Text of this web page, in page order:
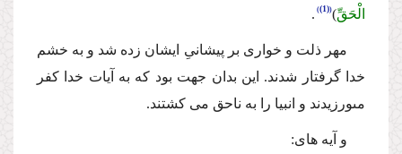
الْحَقِّ)
(1)
.
مهر ذلت و خوارى بر پیشانىِ ایشان زده شد و به خشم
خدا گرفتار شدند. این بدان جهت بود كه به آیات خدا كفر
مىورزیدند و انبیا را به ناحق مى كشتند.
و آیه هاى: